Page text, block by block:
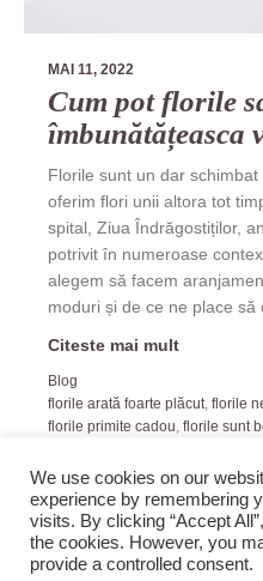
MAI 11, 2022
Cum pot florile
îmbunătățeasca
Florile sunt un dar
oferim flori unii altora tot
spital, Ziua Îndrăgostiților,
potrivit în numeroase
alegem să facem
moduri și de ce ne place să
Citeste mai mult
Blog
florile arată foarte plăcut, florile
florile primite cadou, florile sunt
We use cookies on our
experience by remembering
visits. By clicking “Accept
the cookies. However, you
provide a controlled consent.